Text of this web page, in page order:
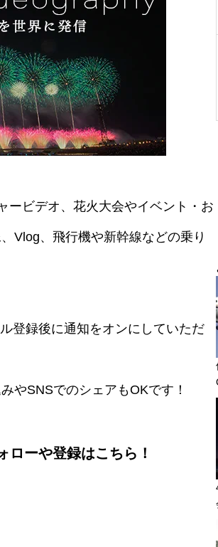
ービデオ、花火大会やイベント・お
Vlog、飛行機や新幹線などの乗り
登録後に通知をオンにしていただ
やSNSでのシェアもOKです！
ローや登録はこちら！